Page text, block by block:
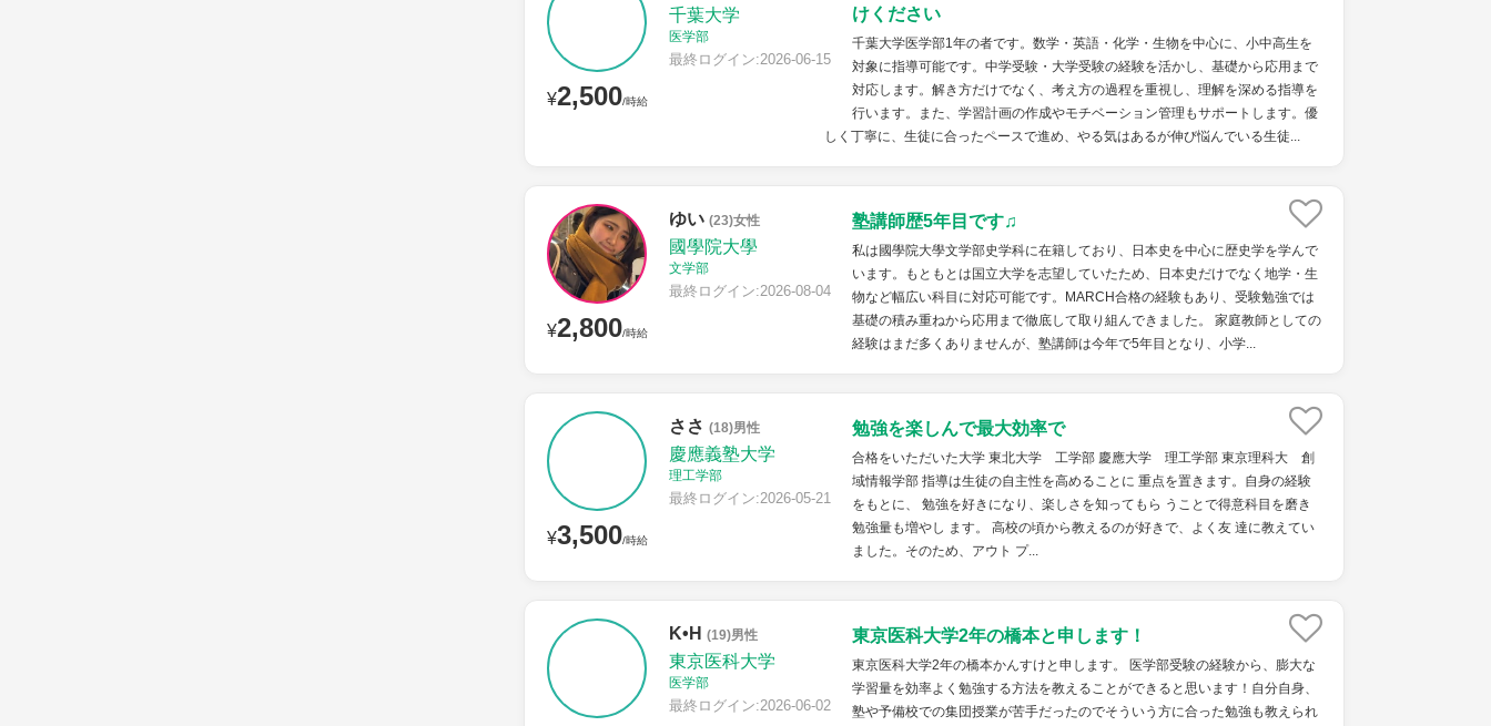
¥2,500/時給
千葉大学
医学部
最終ログイン:2026-06-15
けください
千葉大学医学部1年の者です。数学・英語・化学・生物を中心に、小中高生を
対象に指導可能です。中学受験・大学受験の経験を活かし、基礎から応用まで
対応します。解き方だけでなく、考え方の過程を重視し、理解を深める指導を
行います。また、学習計画の作成やモチベーション管理もサポートします。優
しく丁寧に、生徒に合ったペースで進め、やる気はあるが伸び悩んでいる生徒...
¥2,800/時給
ゆい (23)女性
國學院大學
文学部
最終ログイン:2026-08-04
塾講師歴5年目です♫
私は國學院大學文学部史学科に在籍しており、日本史を中心に歴史学を学んで
います。もともとは国立大学を志望していたため、日本史だけでなく地学・生
物など幅広い科目に対応可能です。MARCH合格の経験もあり、受験勉強では
基礎の積み重ねから応用まで徹底して取り組んできました。 家庭教師としての
経験はまだ多くありませんが、塾講師は今年で5年目となり、小学...
¥3,500/時給
ささ (18)男性
慶應義塾大学
理工学部
最終ログイン:2026-05-21
勉強を楽しんで最大効率で
合格をいただいた大学 東北大学 工学部 慶應大学 理工学部 東京理科大 創
域情報学部 指導は生徒の自主性を高めることに 重点を置きます。自身の経験
をもとに、 勉強を好きになり、楽しさを知ってもら うことで得意科目を磨き
勉強量も増やし ます。 高校の頃から教えるのが好きで、よく友 達に教えてい
ました。そのため、アウト プ...
K•H (19)男性
東京医科大学
医学部
最終ログイン:2026-06-02
東京医科大学2年の橋本と申します！
東京医科大学2年の橋本かんすけと申します。 医学部受験の経験から、膨大な
学習量を効率よく勉強する方法を教えることができると思います！自分自身、
塾や予備校での集団授業が苦手だったのでそういう方に合った勉強も教えられ